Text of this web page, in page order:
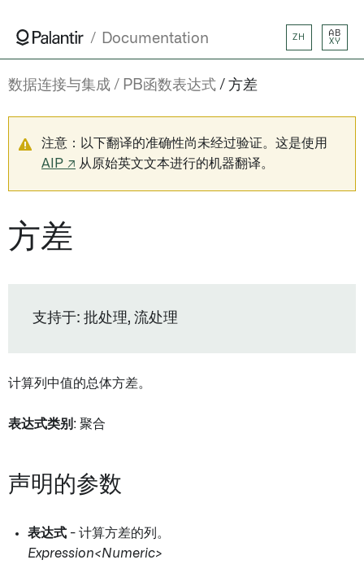
Documentation ZH
AB
XY
数据连接与集成 PB函数表达式 方差
注意：以下翻译的准确性尚未经过验证。这是使用
AIP ↗ 从原始英文文本进行的机器翻译。
方差
支持于: 批处理, 流处理
计算列中值的总体方差。
表达式类别 : 聚合
声明的参数
表达式 - 计算方差的列。
Expression<Numeric>